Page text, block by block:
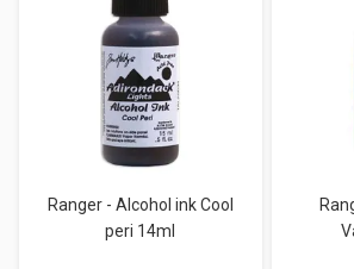
Ranger - Alcohol ink Cool
peri 14ml